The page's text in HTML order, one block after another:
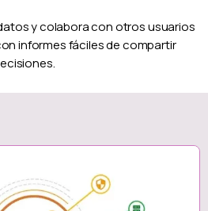
y colabora con otros usuarios
informes fáciles de compartir